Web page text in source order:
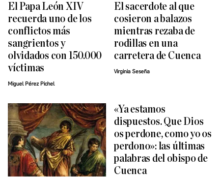
El Papa León XIV
recuerda uno de los
conflictos más
sangrientos y
olvidados con 150.000
víctimas
Miguel Pérez Pichel
El sacerdote al que
cosieron a balazos
mientras rezaba de
rodillas en una
carretera de Cuenca
Virginia Seseña
«Ya estamos
dispuestos. Que Dios
os perdone, como yo os
perdono»: las últimas
palabras del obispo de
Cuenca